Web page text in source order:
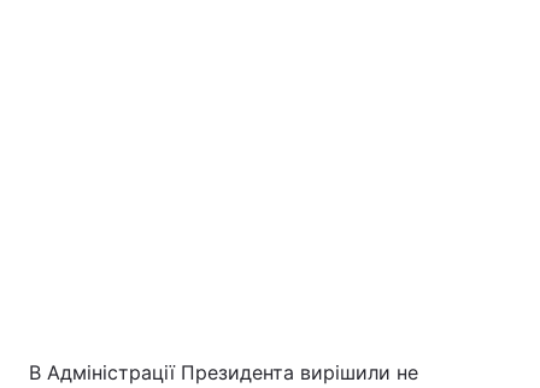
В Адміністрації Президента вирішили не